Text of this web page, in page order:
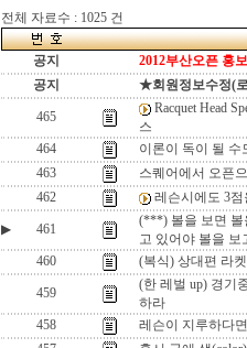
전체 자료수 : 1025 건
공지
2012부산오픈 홍
공지
★회원정보수정(
465
Racquet Head
스
464
이론이 독이 될 수
463
스퀘어에서 오픈
462
레슨시에도 3
▶ 461
(***) 볼을 보면 볼
고 있어야 볼을 보
460
(복식) 상대편 라
459
(한 레벌 up) 경기
하라
458
레슨이 지루하다